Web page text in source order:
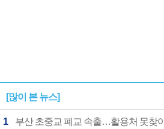
[많이 본 뉴스]
1 부산 초중교 폐교 속출…활용처 못찾